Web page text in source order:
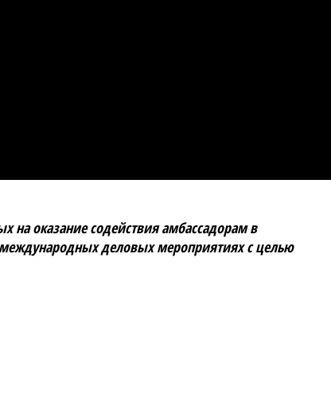
на оказание содействия амбассадорам в
деловых мероприятиях с целью